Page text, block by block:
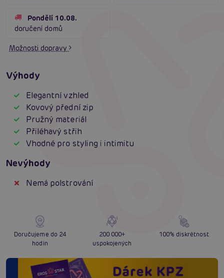
Pondělí 10.08.
doručení domů
Možnosti dopravy
Výhody
Elegantní vzhled
Kovový přední zip
Pružný materiál
Přiléhavý střih
Vhodné pro styling i intimitu
Nevýhody
Nemá polstrování
Doručujeme do 24
hodin
200 000+
uspokojených
100% diskrétnost